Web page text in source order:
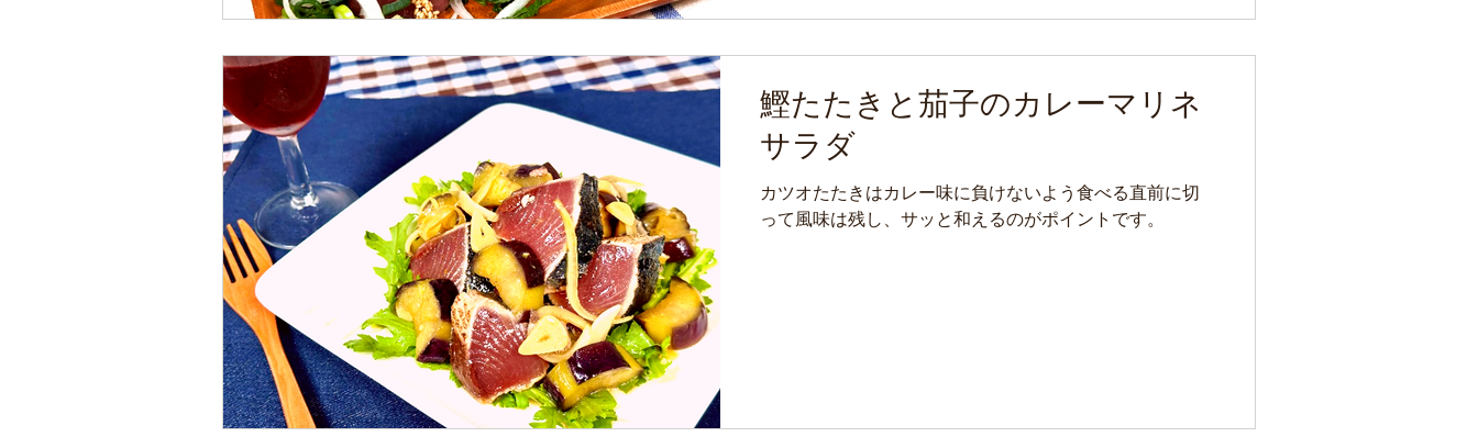
鰹たたきと茄子のカレーマリネ
サラダ
カツオたたきはカレー味に負けないよう食べる直前に切
って風味は残し、サッと和えるのがポイントです。